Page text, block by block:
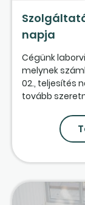
napja
Cégünk
melynek
02., teljesítés
tovább